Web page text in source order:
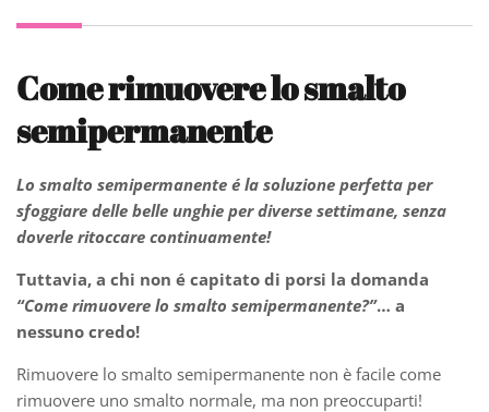
Come rimuovere lo smalto
semipermanente
Lo smalto semipermanente é la soluzione perfetta per
sfoggiare delle belle unghie per diverse settimane, senza
doverle ritoccare continuamente!
Tuttavia, a chi non é capitato di porsi la domanda
“Come rimuovere lo smalto semipermanente?”… a
nessuno credo!
Rimuovere lo smalto semipermanente non è facile come
rimuovere uno smalto normale, ma non preoccuparti!